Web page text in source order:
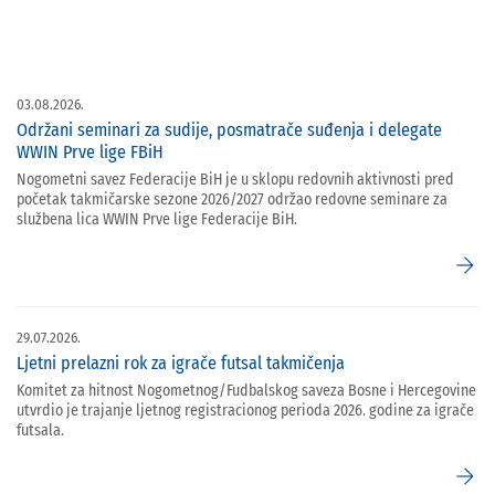
03.08.2026.
Održani seminari za sudije, posmatrače suđenja i delegate
WWIN Prve lige FBiH
Nogometni savez Federacije BiH je u sklopu redovnih aktivnosti pred
početak takmičarske sezone 2026/2027 održao redovne seminare za
službena lica WWIN Prve lige Federacije BiH.
arrow_forward
29.07.2026.
Ljetni prelazni rok za igrače futsal takmičenja
Komitet za hitnost Nogometnog/Fudbalskog saveza Bosne i Hercegovine
utvrdio je trajanje ljetnog registracionog perioda 2026. godine za igrače
futsala.
arrow_forward